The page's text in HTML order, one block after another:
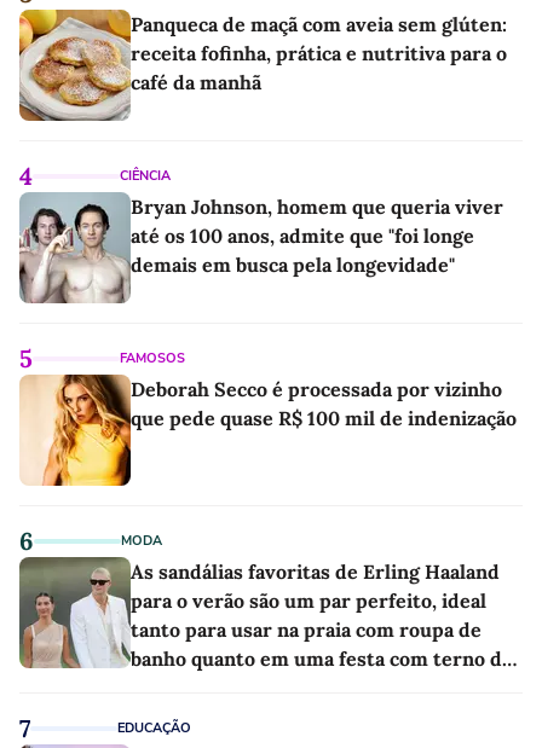
Panqueca de maçã com aveia sem glúten:
receita fofinha, prática e nutritiva para o
café da manhã
4 CIÊNCIA
Bryan Johnson, homem que queria viver
até os 100 anos, admite que "foi longe
demais em busca pela longevidade"
5 FAMOSOS
Deborah Secco é processada por vizinho
que pede quase R$ 100 mil de indenização
6 MODA
As sandálias favoritas de Erling Haaland
para o verão são um par perfeito, ideal
tanto para usar na praia com roupa de
banho quanto em uma festa com terno de
7 EDUCAÇÃO